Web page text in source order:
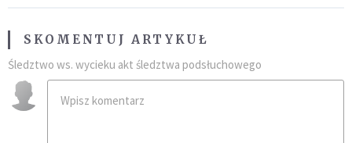
SKOMENTUJ ARTYKUŁ
Śledztwo ws. wycieku akt śledztwa podsłuchowego